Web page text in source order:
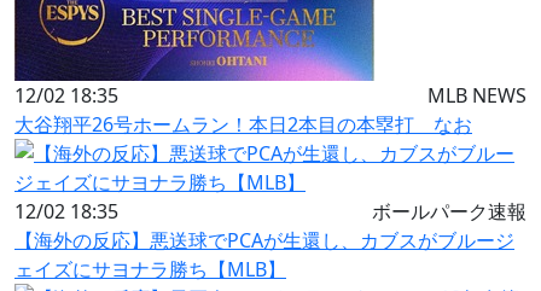
12/02 18:35
MLB NEWS
大谷翔平26号ホームラン！本日2本目の本塁打 なお
12/02 18:35
ボールパーク速報
【海外の反応】悪送球でPCAが生還し、カブスがブルージ
ェイズにサヨナラ勝ち【MLB】